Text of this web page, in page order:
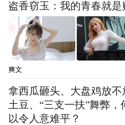
盗香窃玉：我的青春就是
爽文
拿西瓜砸头、大盘鸡放不
土豆、“三支一扶”舞弊，
以令人意难平？